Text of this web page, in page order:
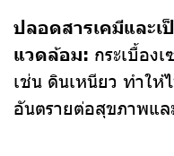
ปลอดสารเคมีและเ
แวดล้อม: กระเบื้อง
เช่น ดินเหนียว ทำให้
อันตรายต่อสุขภาพแ